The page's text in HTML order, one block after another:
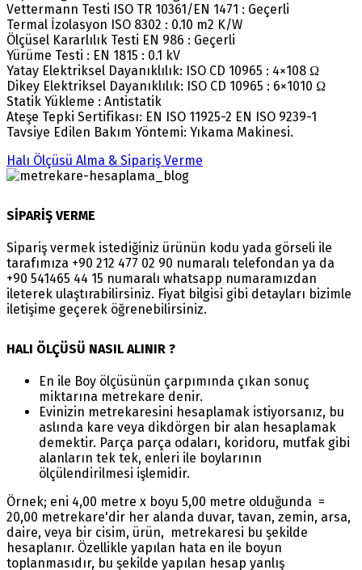
Vettermann Testi ISO TR 10361/EN 1471 : Geçerli
Termal İzolasyon ISO 8302 : 0.10 m2 K/W
Ölçüsel Kararlılık Testi EN 986 : Geçerli
Yürüme Testi : EN 1815 : 0.1 kV
Yatay Elektriksel Dayanıklılık: ISO CD 10965 : 4×108 Ω
Dikey Elektriksel Dayanıklılık: ISO CD 10965 : 6×1010 Ω
Statik Yükleme : Antistatik
Ateşe Tepki Sertifikası: EN ISO 11925-2 EN ISO 9239-1
Tavsiye Edilen Bakım Yöntemi: Yıkama Makinesi.
Halı Ölçüsü Alma & Sipariş Verme
SİPARİŞ VERME
Sipariş vermek istediğiniz ürünün kodu yada görseli ile
tarafımıza +90 212 477 02 90 numaralı telefondan ya da
+90 541465 44 15 numaralı whatsapp numaramızdan
ileterek ulaştırabilirsiniz. Fiyat bilgisi gibi detayları bizimle
iletişime geçerek öğrenebilirsiniz.
HALI ÖLÇÜSÜ NASIL ALINIR ?
En ile Boy ölçüsünün çarpımında çıkan sonuç
miktarına metrekare denir.
Evinizin metrekaresini hesaplamak istiyorsanız, bu
aslında kare veya dikdörgen bir alan hesaplamak
demektir. Parça parça odaları, koridoru, mutfak gibi
alanların tek tek, enleri ile boylarının
ölçülendirilmesi işlemidir.
Örnek; eni 4,00 metre x boyu 5,00 metre olduğunda =
20,00 metrekare'dir her alanda duvar, tavan, zemin, arsa,
daire, veya bir cisim, ürün, metrekaresi bu şekilde
hesaplanır. Özellikle yapılan hata en ile boyun
toplanmasıdır, bu şekilde yapılan hesap yanlış